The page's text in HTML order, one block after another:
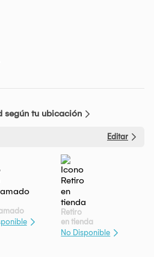
tu ubicación
Editar
Retiro
en tienda
No Disponible